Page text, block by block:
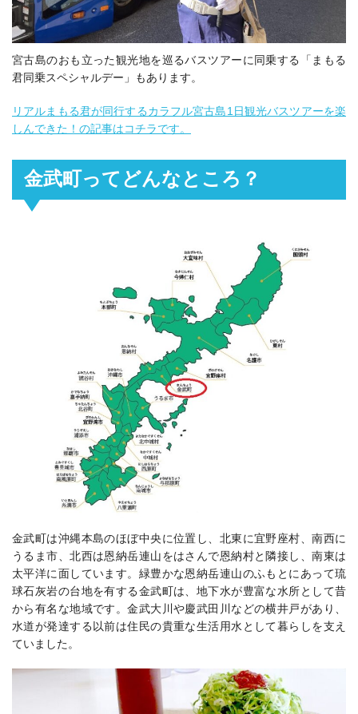
宮古島のおも立った観光地を巡るバスツアーに同乗する「まもる
君同乗スペシャルデー」もあります。
リアルまもる君が同行するカラフル宮古島1日観光バスツアーを楽
しんできた！の記事はコチラです。
金武町ってどんなところ？
金武町は沖縄本島のほぼ中央に位置し、北東に宜野座村、南西に
うるま市、北西は恩納岳連山をはさんで恩納村と隣接し、南東は
太平洋に面しています。緑豊かな恩納岳連山のふもとにあって琉
球石灰岩の台地を有する金武町は、地下水が豊富な水所として昔
から有名な地域です。金武大川や慶武田川などの横井戸があり、
水道が発達する以前は住民の貴重な生活用水として暮らしを支え
ていました。